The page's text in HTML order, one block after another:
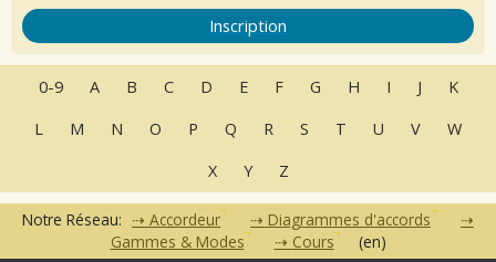
Inscription
0-9 A B C D E F G H I J
K
L
M N O P Q R S T U V
W
X
Y Z
Notre Réseau: Accordeur
Diagrammes d'accords
Gammes & Modes
Cours (en)